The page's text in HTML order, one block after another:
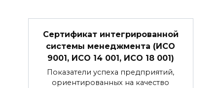
Сертификат интегрированной
системы менеджмента (ИСО
9001, ИСО 14 001, ИСО 18 001)
Показатели успеха предприятий,
ориентированных на качество